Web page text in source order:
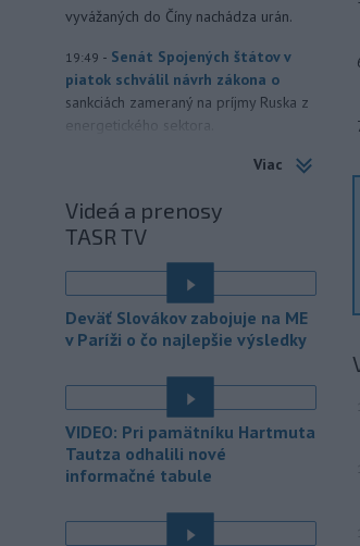
vyvážaných do Číny nachádza urán.
19:49 - Senát Spojených štátov v
piatok schválil návrh zákona o
sankciách zameraný na príjmy Ruska z
energetického sektora.
Slovenská polícia prispela k
ktorý sa podarilo ukončiť
právoplatným odsúdením páchateľa v
15:21 - Piatkový požiar v
bratislavskej rafinérii Slovnaft je
pod kontrolou.Príčina jeho vzniku
TASR to potvrdil hovorca rafinérie
Anton Molnár.
15:17 - Ministerstvo kultúry (MK) SR
upraví verziu opatrenia o
pôsobnosti rezortu.
Viac
Videá a prenosy
TASR TV
Deväť Slovákov zabojuje na ME
v Paríži o čo najlepšie výsledky
VIDEO: Pri pamätníku Hartmuta
Tautza odhalili nové
informačné tabule